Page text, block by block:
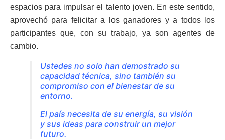
espacios para impulsar el talento joven. En este sentido,
aprovechó para felicitar a los ganadores y a todos los
participantes que, con su trabajo, ya son agentes de
cambio.
Ustedes no solo han demostrado su
capacidad técnica, sino también su
compromiso con el bienestar de su
entorno.
El país necesita de su energía, su visión
y sus ideas para construir un mejor
futuro.